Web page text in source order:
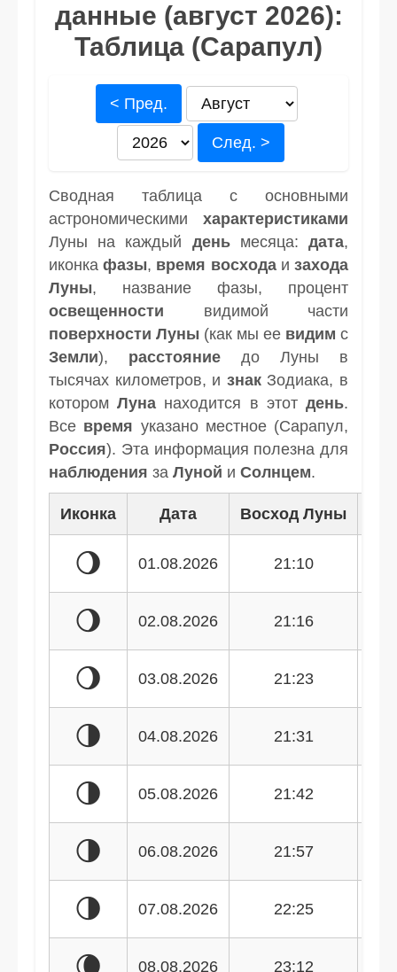
данные (август 2026):
Таблица (Сарапул)
< Пред.
След. >
Сводная таблица с основными
астрономическими характеристиками
Луны на каждый деньмесяца:дата,
иконкафазы, время восходаизахода
Луны, название фазы, процент
освещенности видимой части
поверхности Луны (как мы ее видим с
Земли), расстояние до Луны в
тысячах километров, и знакЗодиака, в
которомЛуна находится в этотдень.
Все время указано местное (Сарапул,
Россия). Эта информация полезна для
наблюдения за Луной и Солнцем.
Иконка Дата Восход Луны
🌖 01.08.2026 21:10
🌖 02.08.2026 21:16
🌖 03.08.2026 21:23
🌗 04.08.2026 21:31
🌗 05.08.2026 21:42
🌗 06.08.2026 21:57
🌗 07.08.2026 22:25
08.08.2026 23:12